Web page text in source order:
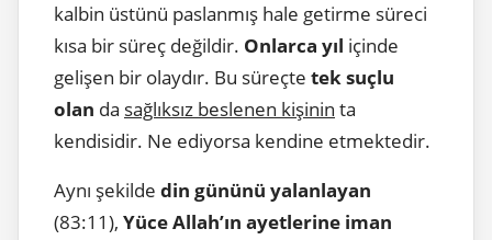
kalbin üstünü paslanmış hale getirme süreci
kısa bir süreç değildir. Onlarca yıl içinde
gelişen bir olaydır. Bu süreçte tek suçlu
olan da sağlıksız beslenen kişinin ta
kendisidir. Ne ediyorsa kendine etmektedir.
Aynı şekilde din gününü yalanlayan
(83:11), Yüce Allah’ın ayetlerine iman